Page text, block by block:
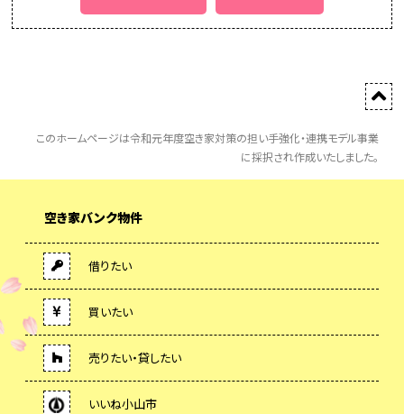
このホームページは令和元年度空き家対策の担い手強化・連携モデル事業
に採択され作成いたしました。
空き家バンク物件
借りたい
買いたい
売りたい・貸したい
いいね小山市